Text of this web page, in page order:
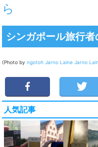
ら
シンガポール旅行
(Photo by ngotoh Jarno Laine Jarno
人気記事